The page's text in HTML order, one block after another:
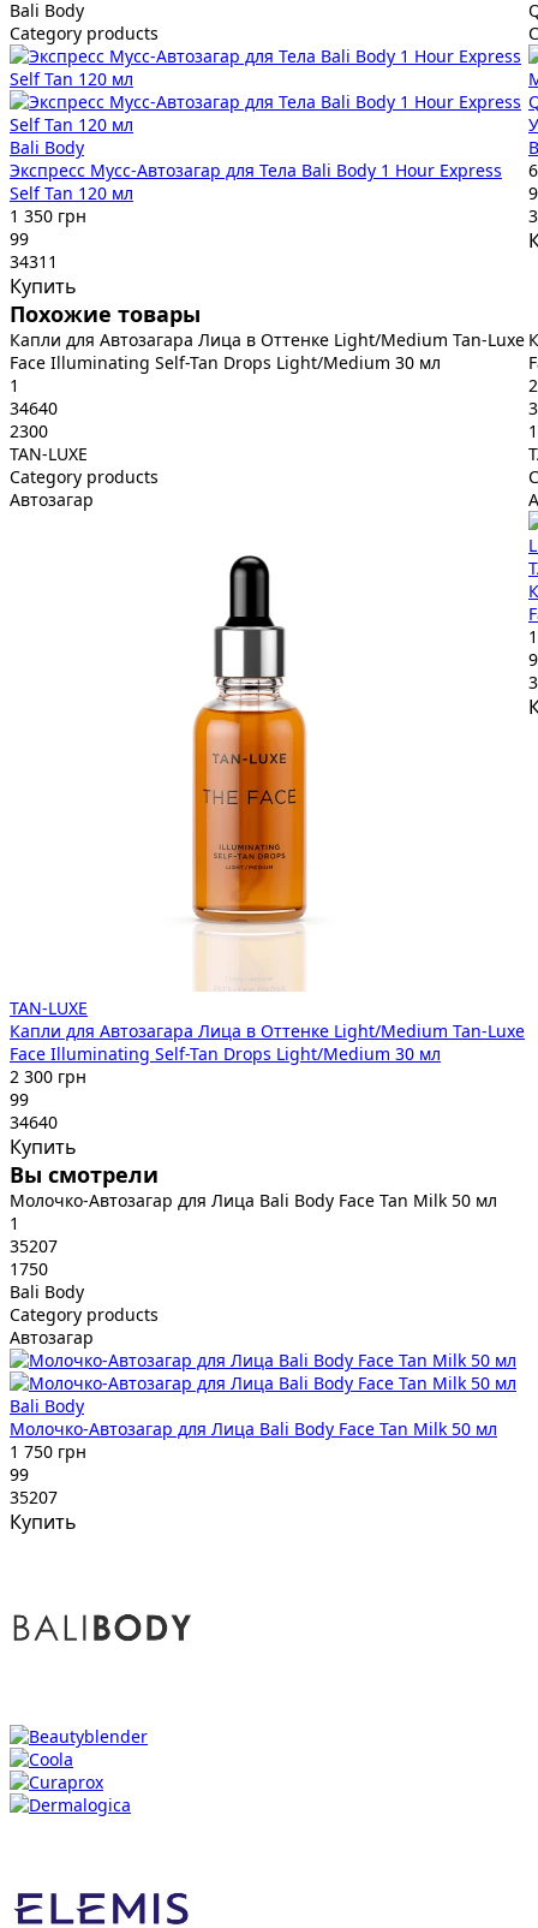
Bali Body
Category products
Bali Body
Экспресс Мусс-Автозагар для Тела Bali Body 1 Hour Express
Self Tan 120 мл
1 350 грн
99
34311
Купить
Похожие товары
Капли для Автозагара Лица в Оттенке Light/Medium Tan-Luxe
Face Illuminating Self-Tan Drops Light/Medium 30 мл
1
34640
2300
TAN-LUXE
Category products
Автозагар
TAN-LUXE
Капли для Автозагара Лица в Оттенке Light/Medium Tan-Luxe
Face Illuminating Self-Tan Drops Light/Medium 30 мл
2 300 грн
99
34640
Купить
2
Вы смотрели
Молочко-Автозагар для Лица Bali Body Face Tan Milk 50 мл
1
35207
1750
Bali Body
Category products
Автозагар
Bali Body
Молочко-Автозагар для Лица Bali Body Face Tan Milk 50 мл
1 750 грн
99
35207
Купить